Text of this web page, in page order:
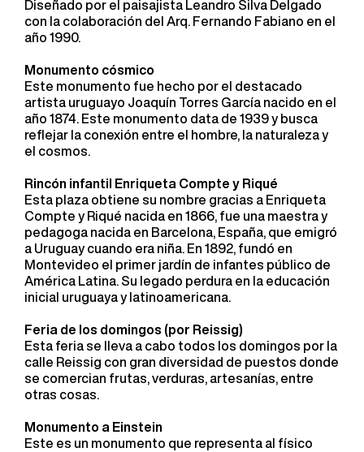
Diseñado por el paisajista Leandro Silva Delgado
con la colaboración del Arq. Fernando Fabiano en el
año 1990.
Monumento cósmico
Este monumento fue hecho por el destacado
artista uruguayo Joaquín Torres García nacido en el
año 1874. Este monumento data de 1939 y busca
reflejar la conexión entre el hombre, la naturaleza y
el cosmos.
Rincón infantil Enriqueta Compte y Riqué
Esta plaza obtiene su nombre gracias a Enriqueta
Compte y Riqué nacida en 1866, fue una maestra y
pedagoga nacida en Barcelona, España, que emigró
a Uruguay cuando era niña. En 1892, fundó en
Montevideo el primer jardín de infantes público de
América Latina. Su legado perdura en la educación
inicial uruguaya y latinoamericana.
Feria de los domingos (por Reissig)
Esta feria se lleva a cabo todos los domingos por la
calle Reissig con gran diversidad de puestos donde
se comercian frutas, verduras, artesanías, entre
otras cosas.
Monumento a Einstein
Este es un monumento que representa al físico